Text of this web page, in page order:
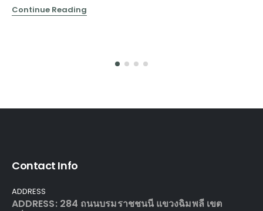
Continue Reading
Contact Info
ADDRESS
ADDRESS: 284 ถนนบรมราชชนนี แขวงฉิมพลี เขต